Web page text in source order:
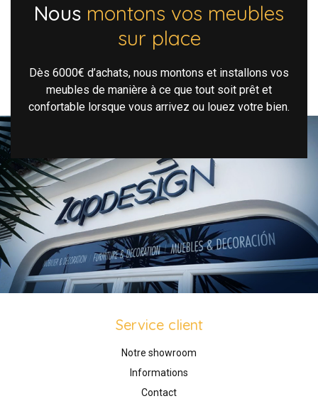
Nous montons vos meubles
sur place
Dès 6000€ d’achats, nous montons et installons vos
meubles de manière à ce que tout soit prêt et
confortable lorsque vous arrivez ou louez votre bien.
Service client
Notre showroom
Informations
Contact